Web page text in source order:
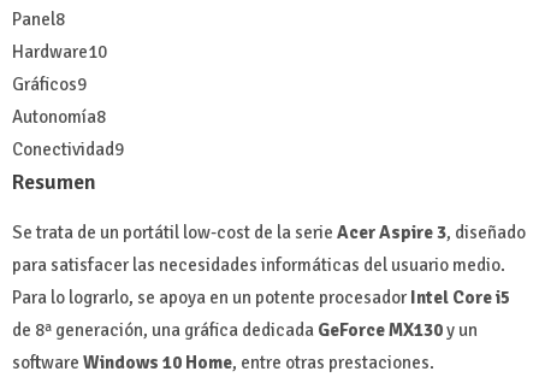
Panel8
Hardware10
Gráficos9
Autonomía8
Conectividad9
Resumen
Se trata de un portátil low-cost de la serie Acer Aspire 3, diseñado
para satisfacer las necesidades informáticas del usuario medio.
Para lo lograrlo, se apoya en un potente procesador Intel Core i5
de 8ª generación, una gráfica dedicada GeForce MX130y un
software Windows 10 Home, entre otras prestaciones.